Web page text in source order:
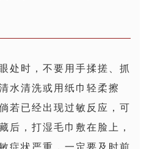
处时，不要用手揉搓、抓
水清洗或用纸巾轻柔擦
若已经出现过敏反应，可
后，打湿毛巾敷在脸上，
症状严重，一定要及时前